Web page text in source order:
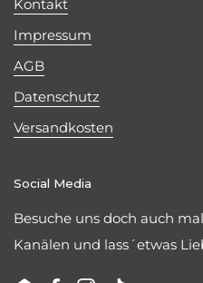
Kontakt
Impressum
AGB
Datenschutz
Versandkosten
Social Media
Besuche uns doch auch
Kanälen und lass´etwas